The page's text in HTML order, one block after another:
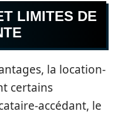
LIMITES DE
la location-
certains
accédant, le